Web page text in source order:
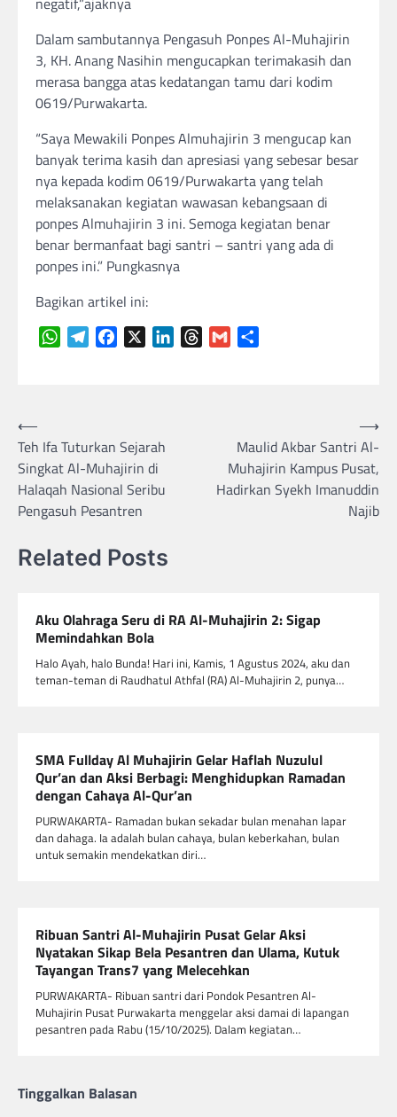
Dalam sambutannya Pengasuh Ponpes Al-Muhajirin
3, KH. Anang Nasihin mengucapkan terimakasih dan
merasa bangga atas kedatangan tamu dari kodim
0619/Purwakarta.
“Saya Mewakili Ponpes Almuhajirin 3 mengucap kan
banyak terima kasih dan apresiasi yang sebesar besar
nya kepada kodim 0619/Purwakarta yang telah
melaksanakan kegiatan wawasan kebangsaan di
ponpes Almuhajirin 3 ini. Semoga kegiatan benar
benar bermanfaat bagi santri – santri yang ada di
ponpes ini.” Pungkasnya
Bagikan artikel ini:
WhatsAppTelegramFacebook LinkedInThreads
Gmail
Navigasi
pos
⟵
Teh Ifa Tuturkan Sejarah
Singkat Al-Muhajirin di
Halaqah Nasional Seribu
Pengasuh Pesantren
Maulid Akbar Santri Al-
Muhajirin Kampus Pusat,
Hadirkan Syekh Imanuddin
Najib
⟶
Related Posts
Aku Olahraga Seru di RA Al-Muhajirin 2: Sigap
Memindahkan Bola
Halo Ayah, halo Bunda! Hari ini, Kamis, 1 Agustus 2024, aku dan
teman-teman di Raudhatul Athfal (RA) Al-Muhajirin 2, punya…
SMA Fullday Al Muhajirin Gelar Haflah Nuzulul
Qur’an dan Aksi Berbagi: Menghidupkan Ramadan
dengan Cahaya Al-Qur’an
PURWAKARTA- Ramadan bukan sekadar bulan menahan lapar
dan dahaga. Ia adalah bulan cahaya, bulan keberkahan, bulan
untuk semakin mendekatkan diri…
Ribuan Santri Al-Muhajirin Pusat Gelar Aksi
Nyatakan Sikap Bela Pesantren dan Ulama, Kutuk
Tayangan Trans7 yang Melecehkan
PURWAKARTA- Ribuan santri dari Pondok Pesantren Al-
Muhajirin Pusat Purwakarta menggelar aksi damai di lapangan
pesantren pada Rabu (15/10/2025). Dalam kegiatan…
Tinggalkan Balasan